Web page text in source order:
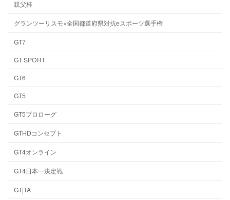
親父杯
グランツーリスモ×全国都道府県対抗eスポーツ選手権
GT7
GT SPORT
GT6
GT5
GT5プロローグ
GTHDコンセプト
GT4オンライン
GT4日本一決定戦
GT|TA